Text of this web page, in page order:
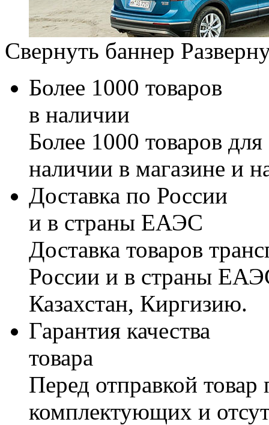
Свернуть баннер
Более 1000 товаров
в наличии
Более 1000 товаров
наличии в магазине и
Доставка по России
и в страны ЕАЭС
Доставка товаров
России и в страны
Казахстан, Киргизию.
Гарантия качества
товара
Перед отправкой товар
комплектующих и